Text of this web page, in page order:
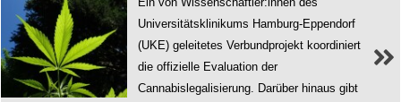
Universitätsklinikums Hamburg-Eppendorf
(UKE) geleitetes Verbundprojekt koordiniert
die offizielle Evaluation der
Cannabislegalisierung. Darüber hinaus gibt